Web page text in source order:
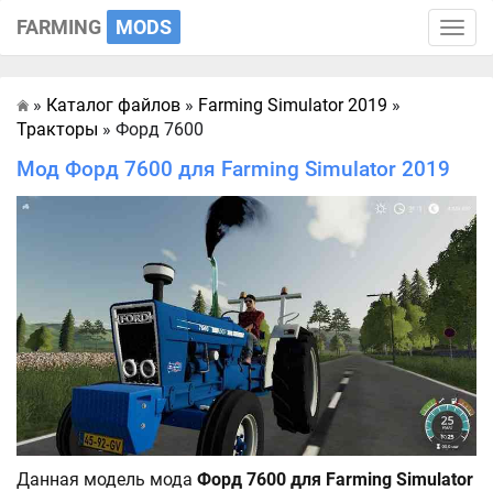
Toggle
FARMING MODS
Главная
» Каталог файлов » Farming Simulator 2019 »
Тракторы » Форд 7600
Мод Форд 7600 для Farming Simulator 2019
Данная модель мода Форд 7600 для Farming Simulator